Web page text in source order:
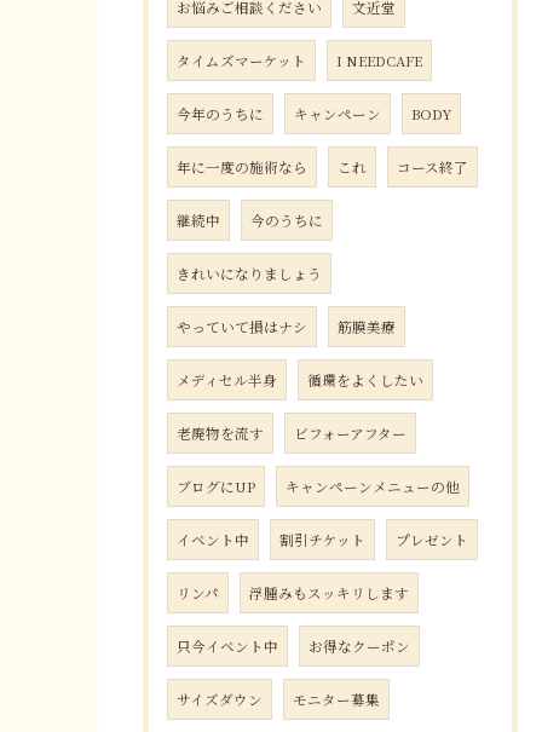
お悩みご相談ください 文近堂
タイムズマーケット I NEEDCAFE
今年のうちに キャンペーン BODY
年に一度の施術なら これ コース終了
継続中 今のうちに
きれいになりましょう
やっていて損はナシ 筋膜美療
メディセル半身 循環をよくしたい
老廃物を流す ビフォーアフター
ブログにUP キャンペーンメニューの他
イベント中 割引チケット プレゼント
リンパ 浮腫みもスッキリします
只今イベント中 お得なクーポン
サイズダウン モニター募集